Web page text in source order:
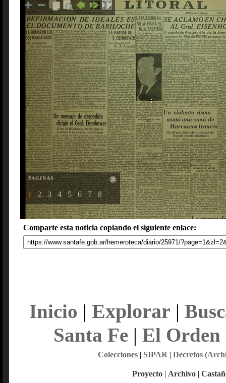
PAGINAS
1 2 3 4 5 6 7 8
Comparte esta noticia copiando el siguiente enlace:
Inicio | Explorar |
Santa Fe| El Orden
Colecciones| SIPAR | Decretos
Proyecto | Archivo |